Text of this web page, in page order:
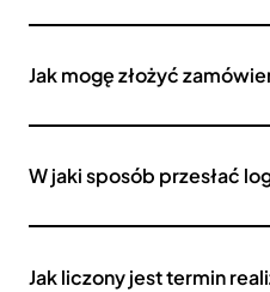
Jak mogę złożyć
W jaki sposób przesłać
Jak liczony jest termin